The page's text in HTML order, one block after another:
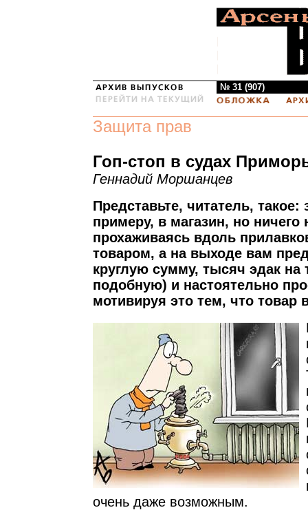
№ 31 (907)
Защита прав
Гоп-стоп в судах
Геннадий Моршанцев
Представьте, читатель, такое:
примеру, в магазин, но ничего
прохаживаясь вдоль
товаром, а на выходе вам
круглую сумму, тысяч эдак на
подобную) и настоятельно
мотивируя это тем, что товар
очень даже возможным.